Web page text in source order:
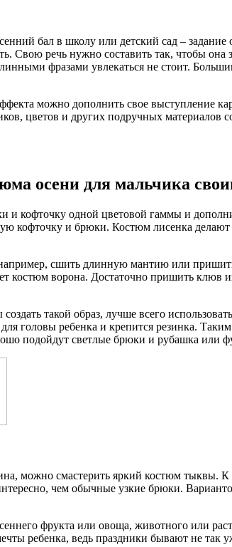
бал в школу или детский сад – задание
Свою речь нужно составить так, чтобы она
фразами увлекаться не стоит.
можно дополнить свое выступление
цветов и других подручных материалов
осени для мальчика
кофточку одной цветовой гаммы и
кофточку и брюки. Костюм лисенка
сшить длинную мантию или
костюм ворона. Достаточно пришить клюв
такой образ, лучше всего
головы ребенка и крепится резинка.
подойдут светлые брюки и рубашка или
можно смастерить яркий костюм тыквы.
чем обычные узкие брюки.
фрукта или овоща, животного или
ребенка, ведь праздники бывают не так